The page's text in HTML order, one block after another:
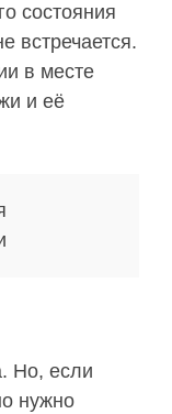
состояния
встречается.
в месте
и её
Но, если
нужно